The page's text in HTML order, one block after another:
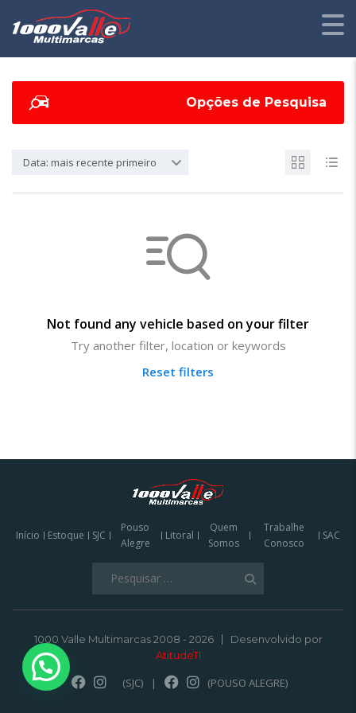
Opções de Pesquisa
Data: mais recente primeiro
Not found any vehicle based on your filter
Try another filter, location or keywords
Reset filters
Início Estoque SJC
Pouso
Alegre
Litoral
Quem
Somos
Trabalhe
Conosco
SAC
1000 Valle Multimarcas 2008 - 2026
Desenvolvido por
AtitudeTI
(SJC) | (POUSO ALEGRE)